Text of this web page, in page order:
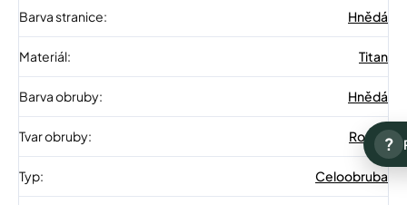
Barva stranice: Hnědá
Materiál: Titan
Barva obruby: Hnědá
Tvar obruby: Round
Typ: Celoobruba
?